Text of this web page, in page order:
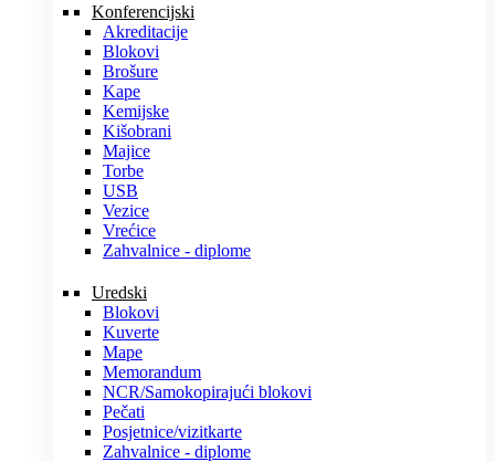
Konferencijski
Akreditacije
Blokovi
Brošure
Kape
Kemijske
Kišobrani
Majice
Torbe
USB
Vezice
Vrećice
Zahvalnice - diplome
Uredski
Blokovi
Kuverte
Mape
Memorandum
NCR/Samokopirajući blokovi
Pečati
Posjetnice/vizitkarte
Zahvalnice - diplome